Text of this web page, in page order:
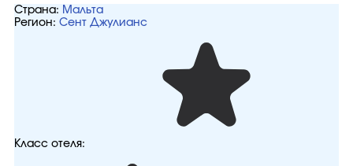
Страна: Мальта
Регион: Сент Джулианс
Класс отеля: